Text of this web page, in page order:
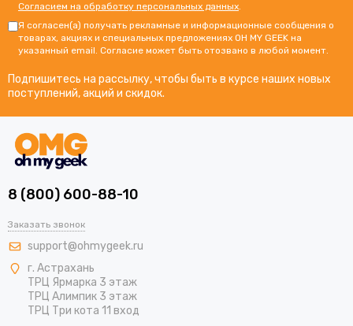
Согласием на обработку персональных данных.
Я согласен(а) получать рекламные и информационные сообщения о
товарах, акциях и специальных предложениях OH MY GEEK на
указанный email. Согласие может быть отозвано в любой момент.
Подпишитесь на рассылку, чтобы быть в курсе наших новых
поступлений, акций и скидок.
8 (800) 600-88-10
Заказать звонок
support@ohmygeek.ru
г. Астрахань
ТРЦ Ярмарка 3 этаж
ТРЦ Алимпик 3 этаж
ТРЦ Три кота 11 вход